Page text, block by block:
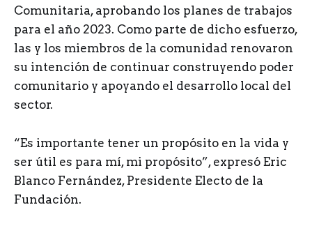
Comunitaria, aprobando los planes de trabajos
para el año 2023. Como parte de dicho esfuerzo,
las y los miembros de la comunidad renovaron
su intención de continuar construyendo poder
comunitario y apoyando el desarrollo local del
sector.
“Es importante tener un propósito en la vida y
ser útil es para mí, mi propósito”, expresó Eric
Blanco Fernández, Presidente Electo de la
Fundación.